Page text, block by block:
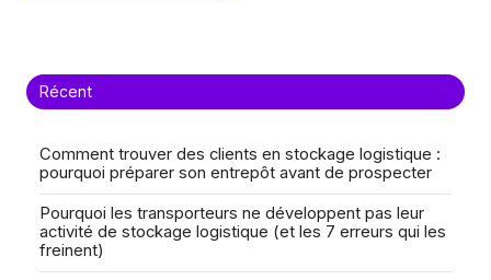
Récent
Comment trouver des clients en stockage logistique :
pourquoi préparer son entrepôt avant de prospecter
Pourquoi les transporteurs ne développent pas leur
activité de stockage logistique (et les 7 erreurs qui les
freinent)